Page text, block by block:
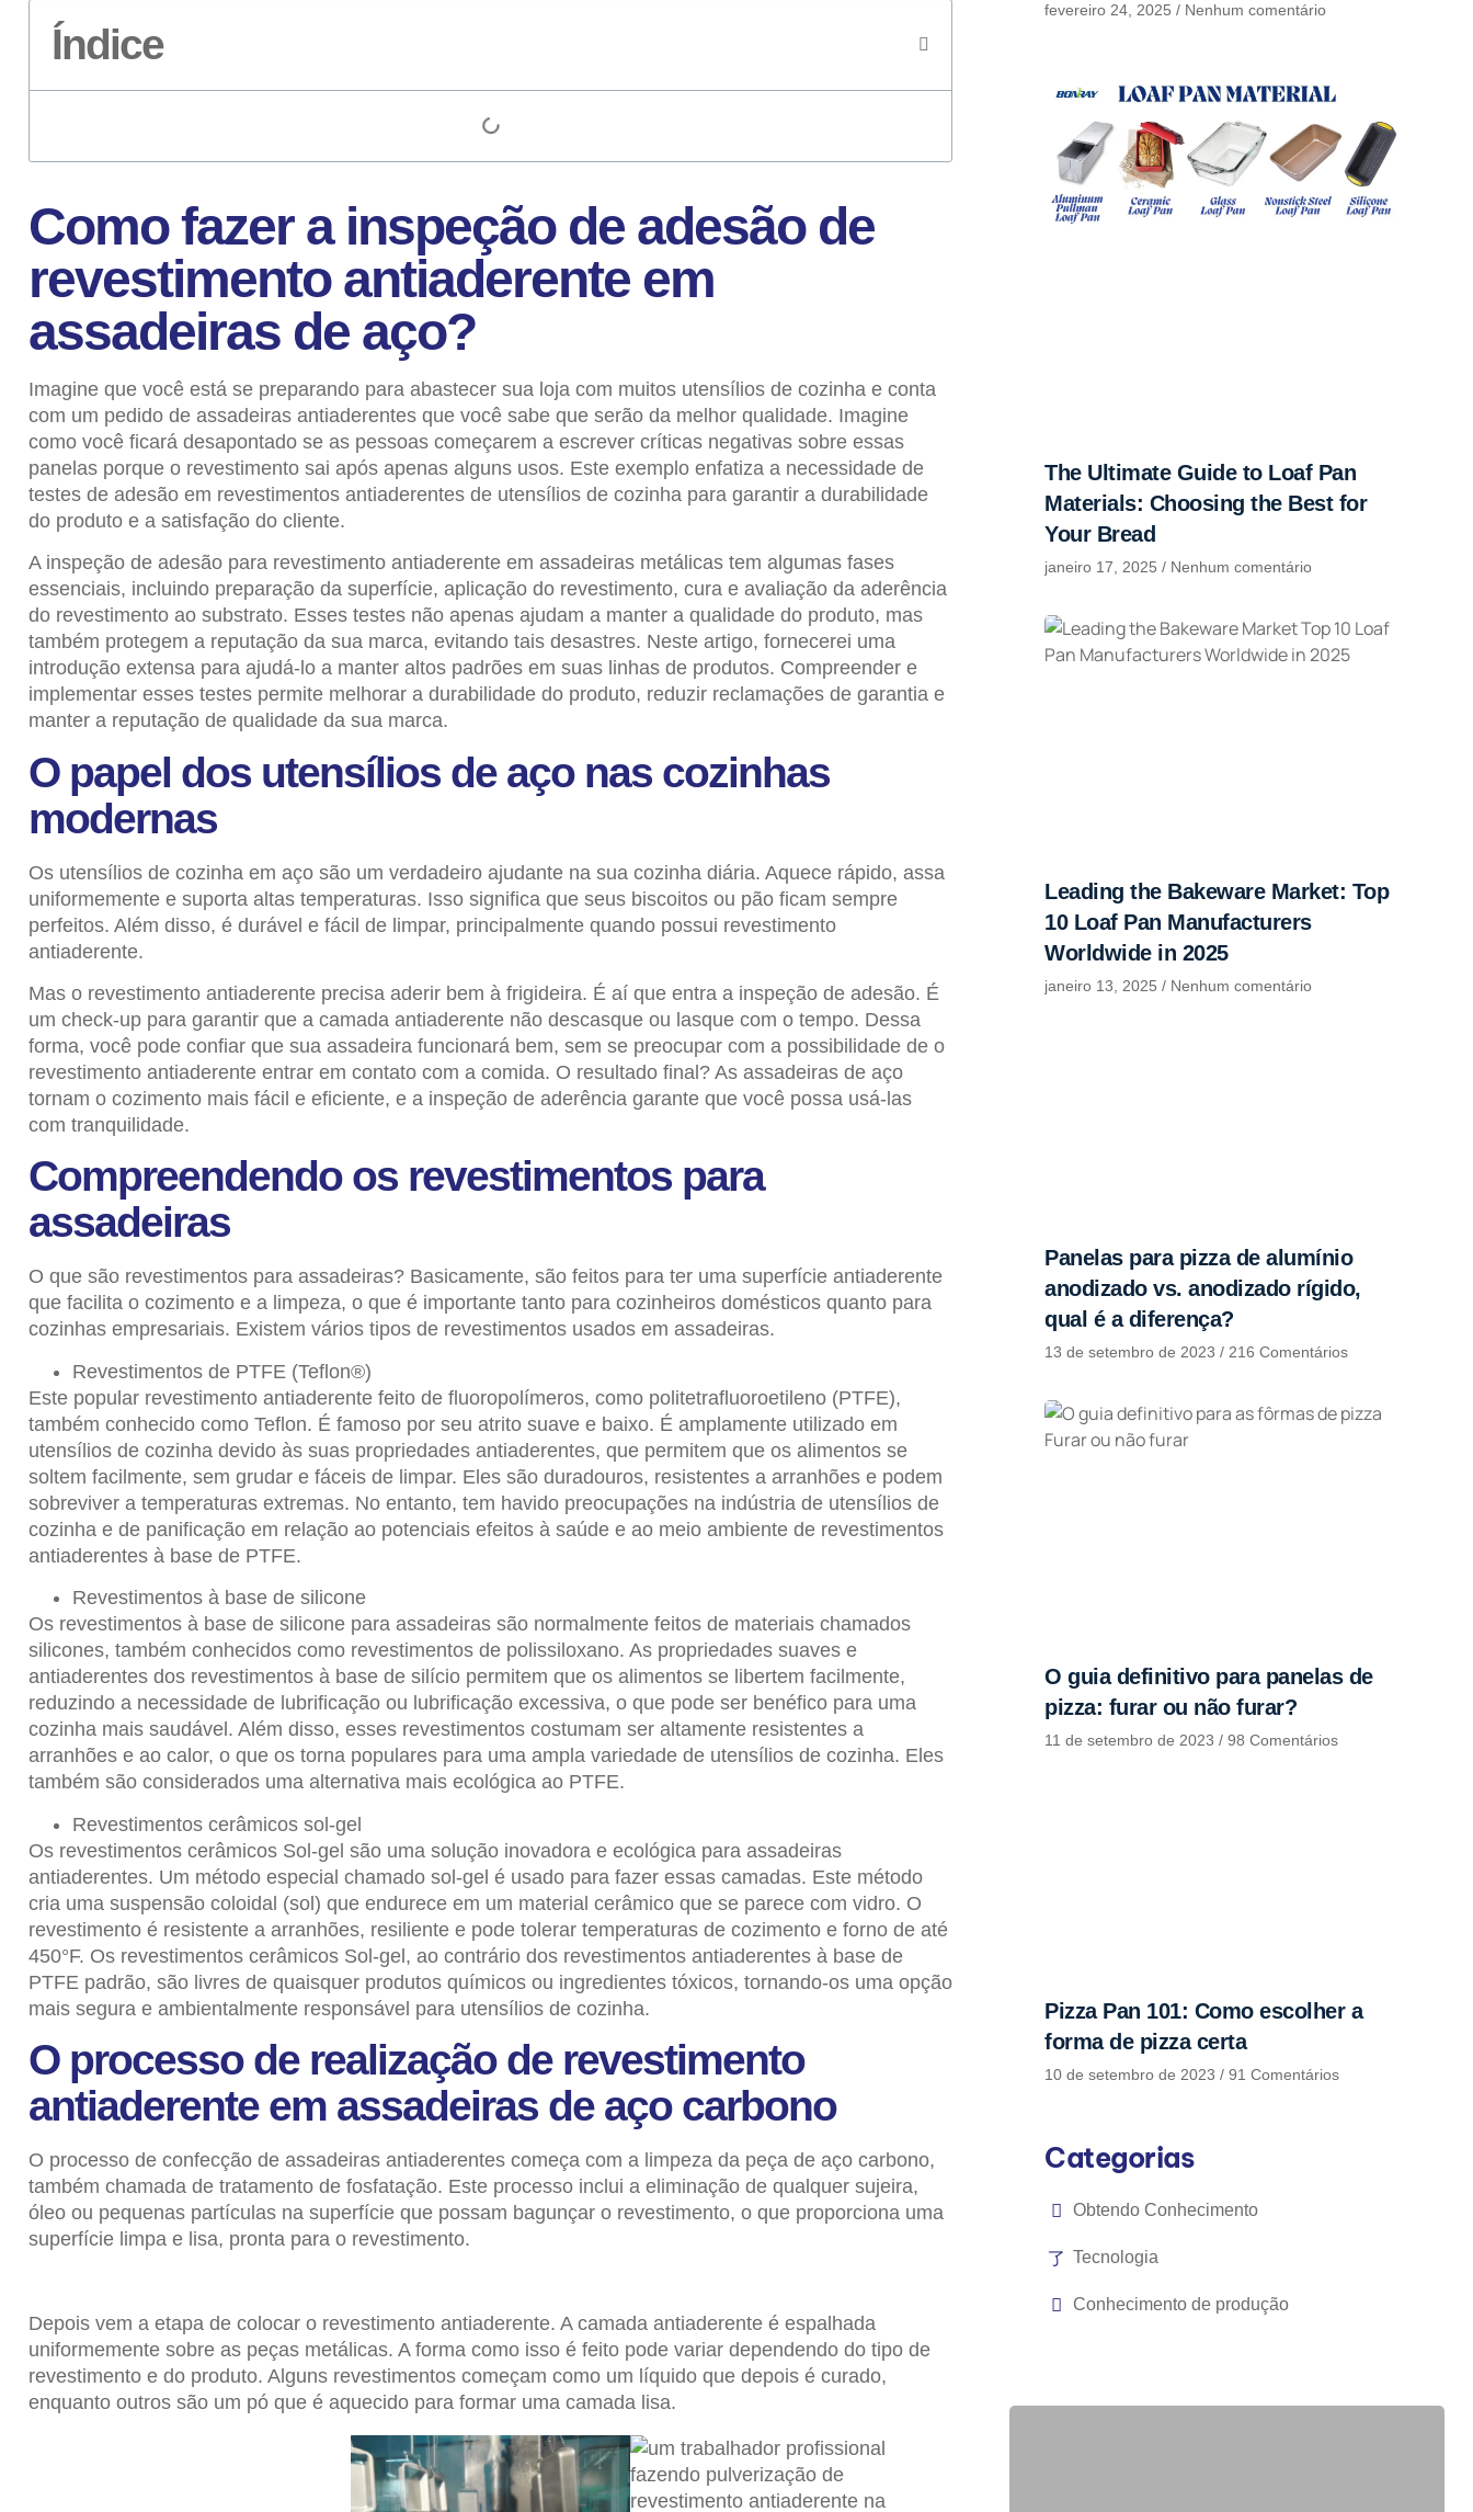
Índice
Como fazer a inspeção de adesão de
revestimento antiaderente em
assadeiras de aço?
Imagine que você está se preparando para abastecer sua loja com muitos utensílios de cozinha e conta
com um pedido de assadeiras antiaderentes que você sabe que serão da melhor qualidade. Imagine
como você ficará desapontado se as pessoas começarem a escrever críticas negativas sobre essas
panelas porque o revestimento sai após apenas alguns usos. Este exemplo enfatiza a necessidade de
testes de adesão em revestimentos antiaderentes de utensílios de cozinha para garantir a durabilidade
do produto e a satisfação do cliente.
A inspeção de adesão para revestimento antiaderente em assadeiras metálicas tem algumas fases
essenciais, incluindo preparação da superfície, aplicação do revestimento, cura e avaliação da aderência
do revestimento ao substrato. Esses testes não apenas ajudam a manter a qualidade do produto, mas
também protegem a reputação da sua marca, evitando tais desastres. Neste artigo, fornecerei uma
introdução extensa para ajudá-lo a manter altos padrões em suas linhas de produtos. Compreender e
implementar esses testes permite melhorar a durabilidade do produto, reduzir reclamações de garantia e
manter a reputação de qualidade da sua marca.
O papel dos utensílios de aço nas cozinhas
modernas
Os utensílios de cozinha em aço são um verdadeiro ajudante na sua cozinha diária. Aquece rápido, assa
uniformemente e suporta altas temperaturas. Isso significa que seus biscoitos ou pão ficam sempre
perfeitos. Além disso, é durável e fácil de limpar, principalmente quando possui revestimento
antiaderente.
Mas o revestimento antiaderente precisa aderir bem à frigideira. É aí que entra a inspeção de adesão. É
um check-up para garantir que a camada antiaderente não descasque ou lasque com o tempo. Dessa
forma, você pode confiar que sua assadeira funcionará bem, sem se preocupar com a possibilidade de o
revestimento antiaderente entrar em contato com a comida. O resultado final? As assadeiras de aço
tornam o cozimento mais fácil e eficiente, e a inspeção de aderência garante que você possa usá-las
com tranquilidade.
Compreendendo os revestimentos para
assadeiras
O que são revestimentos para assadeiras? Basicamente, são feitos para ter uma superfície antiaderente
que facilita o cozimento e a limpeza, o que é importante tanto para cozinheiros domésticos quanto para
cozinhas empresariais. Existem vários tipos de revestimentos usados em assadeiras.
Revestimentos de PTFE (Teflon®)
Este popular revestimento antiaderente feito de fluoropolímeros, como politetrafluoroetileno (PTFE),
também conhecido como Teflon. É famoso por seu atrito suave e baixo. É amplamente utilizado em
utensílios de cozinha devido às suas propriedades antiaderentes, que permitem que os alimentos se
soltem facilmente, sem grudar e fáceis de limpar. Eles são duradouros, resistentes a arranhões e podem
sobreviver a temperaturas extremas. No entanto, tem havido preocupações na indústria de utensílios de
cozinha e de panificação em relação ao potenciais efeitos à saúde e ao meio ambiente de revestimentos
antiaderentes à base de PTFE.
Revestimentos à base de silicone
Os revestimentos à base de silicone para assadeiras são normalmente feitos de materiais chamados
silicones, também conhecidos como revestimentos de polissiloxano. As propriedades suaves e
antiaderentes dos revestimentos à base de silício permitem que os alimentos se libertem facilmente,
reduzindo a necessidade de lubrificação ou lubrificação excessiva, o que pode ser benéfico para uma
cozinha mais saudável. Além disso, esses revestimentos costumam ser altamente resistentes a
arranhões e ao calor, o que os torna populares para uma ampla variedade de utensílios de cozinha. Eles
também são considerados uma alternativa mais ecológica ao PTFE.
Revestimentos cerâmicos sol-gel
Os revestimentos cerâmicos Sol-gel são uma solução inovadora e ecológica para assadeiras
antiaderentes. Um método especial chamado sol-gel é usado para fazer essas camadas. Este método
cria uma suspensão coloidal (sol) que endurece em um material cerâmico que se parece com vidro. O
revestimento é resistente a arranhões, resiliente e pode tolerar temperaturas de cozimento e forno de até
450°F. Os revestimentos cerâmicos Sol-gel, ao contrário dos revestimentos antiaderentes à base de
PTFE padrão, são livres de quaisquer produtos químicos ou ingredientes tóxicos, tornando-os uma opção
mais segura e ambientalmente responsável para utensílios de cozinha.
O processo de realização de revestimento
antiaderente em assadeiras de aço carbono
O processo de confecção de assadeiras antiaderentes começa com a limpeza da peça de aço carbono,
também chamada de tratamento de fosfatação. Este processo inclui a eliminação de qualquer sujeira,
óleo ou pequenas partículas na superfície que possam bagunçar o revestimento, o que proporciona uma
superfície limpa e lisa, pronta para o revestimento.
Depois vem a etapa de colocar o revestimento antiaderente. A camada antiaderente é espalhada
uniformemente sobre as peças metálicas. A forma como isso é feito pode variar dependendo do tipo de
revestimento e do produto. Alguns revestimentos começam como um líquido que depois é curado,
enquanto outros são um pó que é aquecido para formar uma camada lisa.
fevereiro 24, 2025 Nenhum comentário
The Ultimate Guide to Loaf Pan
Materials: Choosing the Best for
Your Bread
janeiro 17, 2025 Nenhum comentário
Leading the Bakeware Market: Top
10 Loaf Pan Manufacturers
Worldwide in 2025
janeiro 13, 2025 Nenhum comentário
Panelas para pizza de alumínio
anodizado vs. anodizado rígido,
qual é a diferença?
13 de setembro de 2023 216 Comentários
O guia definitivo para panelas de
pizza: furar ou não furar?
11 de setembro de 2023 98 Comentários
Pizza Pan 101: Como escolher a
forma de pizza certa
10 de setembro de 2023 91 Comentários
Categorias
Obtendo Conhecimento
Tecnologia
Conhecimento de produção